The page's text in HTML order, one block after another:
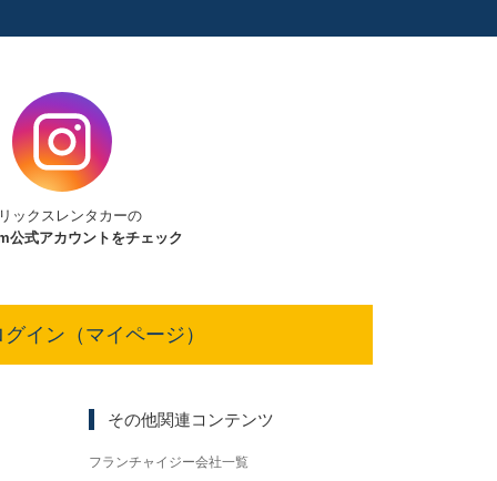
ックスレンタカーの
公式アカウントをチェック
グイン（マイページ）
その他関連コンテンツ
フランチャイジー会社一覧